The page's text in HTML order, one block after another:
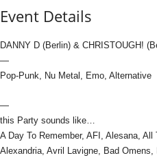
Event Details
DANNY D (Berlin) & CHRISTOUGH!
—
Pop-Punk, Nu Metal, Emo, Alternative
—
this Party sounds like…
A Day To Remember, AFI, Alesana,
Alexandria, Avril Lavigne, Bad